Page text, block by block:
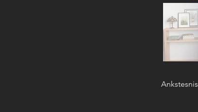
Ankstesnis